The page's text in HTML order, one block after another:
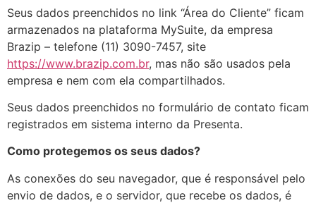
Seus dados preenchidos no link “Área do Cliente” ficam
armazenados na plataforma MySuite, da empresa
Brazip – telefone (11) 3090-7457, site
https://www.brazip.com.br, mas não são usados pela
empresa e nem com ela compartilhados.
Seus dados preenchidos no formulário de contato ficam
registrados em sistema interno da Presenta.
Como protegemos os seus dados?
As conexões do seu navegador, que é responsável pelo
envio de dados, e o servidor, que recebe os dados, é